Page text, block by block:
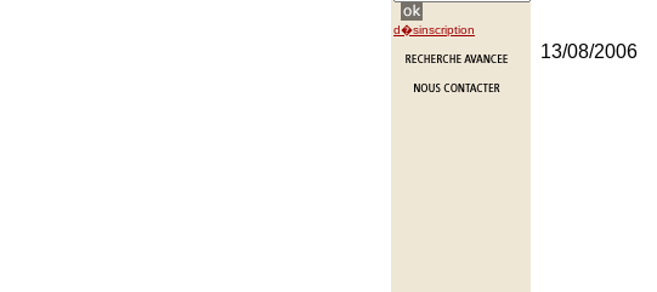
d�sinscription
13/08/2006